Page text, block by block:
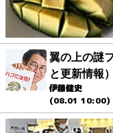
翼の上の謎
と更新情報）
伊藤健史
(08.01 10:00)